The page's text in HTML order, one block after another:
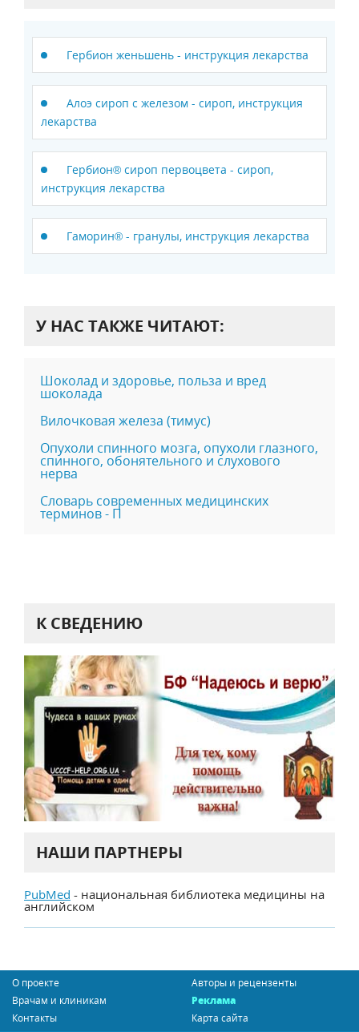
Гербион женьшень - инструкция лекарства
Алоэ сироп с железом - сироп, инструкция
лекарства
Гербион® сироп первоцвета - сироп,
инструкция лекарства
Гаморин® - гранулы, инструкция лекарства
У НАС ТАКЖЕ ЧИТАЮТ:
Шоколад и здоровье, польза и вред
шоколада
Вилочковая железа (тимус)
Опухоли спинного мозга, опухоли глазного,
спинного, обонятельного и слухового
нерва
Словарь современных медицинских
терминов - П
К СВЕДЕНИЮ
НАШИ ПАРТНЕРЫ
PubMed - национальная библиотека медицины на
английском
О проекте
Авторы и рецензенты
Врачам и клиникам
Реклама
Контакты
Карта сайта